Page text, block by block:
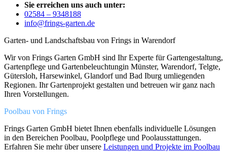
Sie erreichen uns auch unter:
02584 – 9348188
info@frings-garten.de
Garten- und Landschaftsbau von Frings in Warendorf
Wir von Frings Garten GmbH sind Ihr Experte für Gartengestaltung,
Gartenpflege und Gartenbeleuchtungin Münster, Warendorf, Telgte,
Gütersloh, Harsewinkel, Glandorf und Bad Iburg umliegenden
Regionen. Ihr Gartenprojekt gestalten und betreuen wir ganz nach
Ihren Vorstellungen.
Poolbau von Frings
Frings Garten GmbH bietet Ihnen ebenfalls individuelle Lösungen
in den Bereichen Poolbau, Poolpflege und Poolausstattungen.
Erfahren Sie mehr über unsere Leistungen und Projekte im Poolbau